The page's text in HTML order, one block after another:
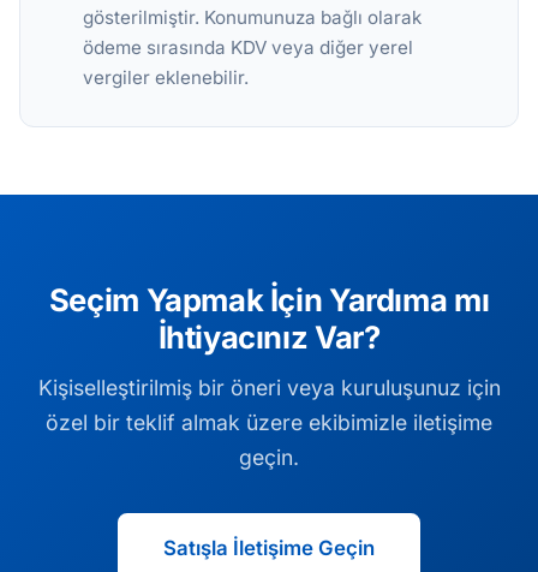
gösterilmiştir. Konumunuza bağlı olarak
ödeme sırasında KDV veya diğer yerel
vergiler eklenebilir.
Seçim Yapmak İçin Yardıma mı
İhtiyacınız Var?
Kişiselleştirilmiş bir öneri veya kuruluşunuz için
özel bir teklif almak üzere ekibimizle iletişime
geçin.
Satışla İletişime Geçin